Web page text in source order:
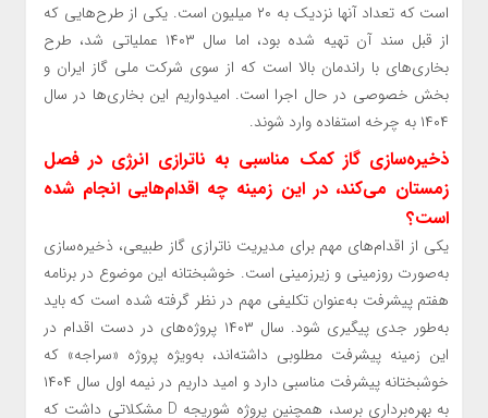
است که تعداد آنها نزدیک به ۲۰ میلیون است. یکی از طرح‌هایی که
از قبل سند آن تهیه شده بود، اما سال ۱۴۰۳ عملیاتی شد، طرح
بخاری‌های با راندمان بالا است که از سوی شرکت ملی گاز ایران و
بخش خصوصی در حال اجرا است. امیدواریم این بخاری‌ها در سال
۱۴۰۴ به چرخه استفاده وارد شوند.
ذخیره‌سازی گاز کمک مناسبی به ناترازی انرژی در فصل
زمستان می‌کند، در این زمینه چه اقدام‌هایی انجام شده
است؟
یکی از اقدام‌های مهم برای مدیریت ناترازی گاز طبیعی، ذخیره‌سازی
به‌صورت روزمینی و زیرزمینی است. خوشبختانه این موضوع در برنامه
هفتم پیشرفت به‌عنوان تکلیفی مهم در نظر گرفته شده است که باید
به‌طور جدی پیگیری شود. سال ۱۴۰۳ پروژه‌های در دست اقدام در
این زمینه پیشرفت مطلوبی داشته‌اند، به‌ویژه پروژه «سراجه» که
خوشبختانه پیشرفت مناسبی دارد و امید داریم در نیمه اول سال ۱۴۰۴
به بهره‌برداری برسد، همچنین پروژه شوریجه D مشکلاتی داشت که